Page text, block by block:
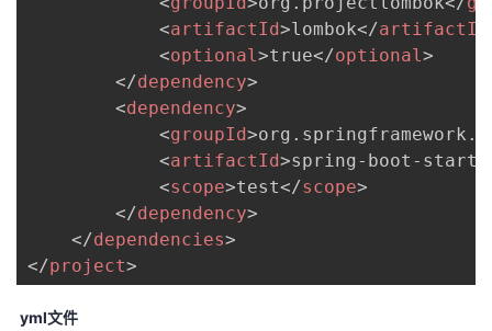
<artifactId>lombok</artifactId
<optional>true</optional>
</dependency>
<dependency>
<groupId>
<artifactId>spring-boot-
<scope>test</scope>
</dependency>
</dependencies>
</project>
yml文件